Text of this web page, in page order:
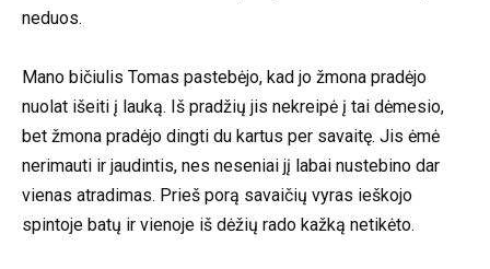
neduos.
Mano bičiulis Tomas pastebėjo, kad jo žmona pradėjo
nuolat išeiti į lauką. Iš pradžių jis nekreipė į tai dėmesio,
bet žmona pradėjo dingti du kartus per savaitę. Jis ėmė
nerimauti ir jaudintis, nes neseniai jį labai nustebino dar
vienas atradimas. Prieš porą savaičių vyras ieškojo
spintoje batų ir vienoje iš dėžių rado kažką netikėto.